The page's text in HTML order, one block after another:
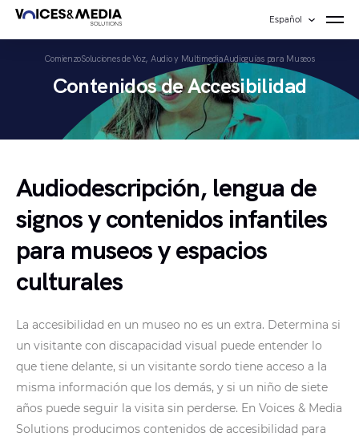
Español
ComienzoSoluciones de Voz, Audio y MultimediaAudioguías para Museos
Contenidos de Accesibilidad
Audiodescripción, lengua de
signos y contenidos infantiles
para museos y espacios
culturales
La accesibilidad en un museo no es un extra. Determina si
un visitante con discapacidad visual puede entender lo
que tiene delante, si un visitante sordo tiene acceso a la
misma información que los demás, y si un niño de siete
años puede seguir la visita sin perderse. En Voices & Media
Solutions producimos contenidos de accesibilidad para